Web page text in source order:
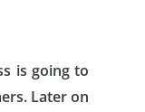
is going to
Later on